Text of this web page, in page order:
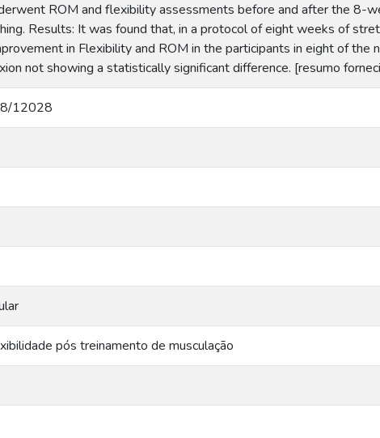
ROM and flexibility assessments before and after the 8-
Results: It was found that, in a protocol of eight weeks of
in Flexibility and ROM in the participants in eight of the
not showing a statistically significant difference. [resumo
12028
pós treinamento de musculação